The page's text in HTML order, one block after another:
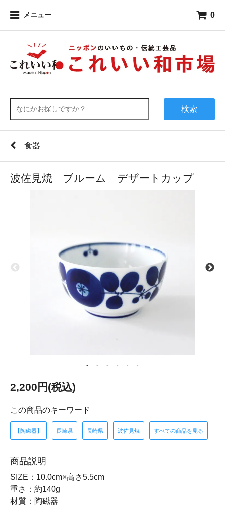
メニュー 0
検索
食器
波佐見焼 ブルーム デザートカップ
2,200円(税込)
この商品のキーワード
【陶磁器】 長崎県 長崎県 波佐見焼 すべての商品を見る
商品説明
SIZE：10.0cm×高さ5.5cm
重さ：約140g
材質：陶磁器